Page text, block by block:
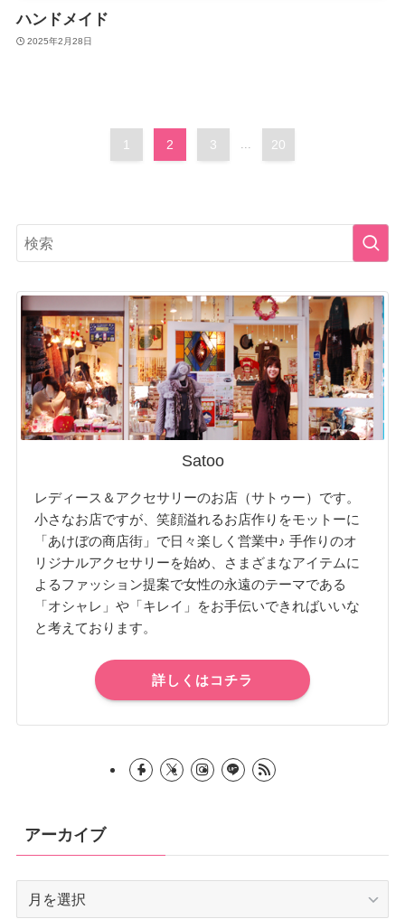
ハンドメイド
2025年2月28日
1 2 3 20
Satoo
レディース＆アクセサリーのお店（サトゥー）です。
小さなお店ですが、笑顔溢れるお店作りをモットーに
「あけぼの商店街」で日々楽しく営業中♪ 手作りのオ
リジナルアクセサリーを始め、さまざまなアイテムに
よるファッション提案で女性の永遠のテーマである
「オシャレ」や「キレイ」をお手伝いできればいいな
と考えております。
詳しくはコチラ
アーカイブ